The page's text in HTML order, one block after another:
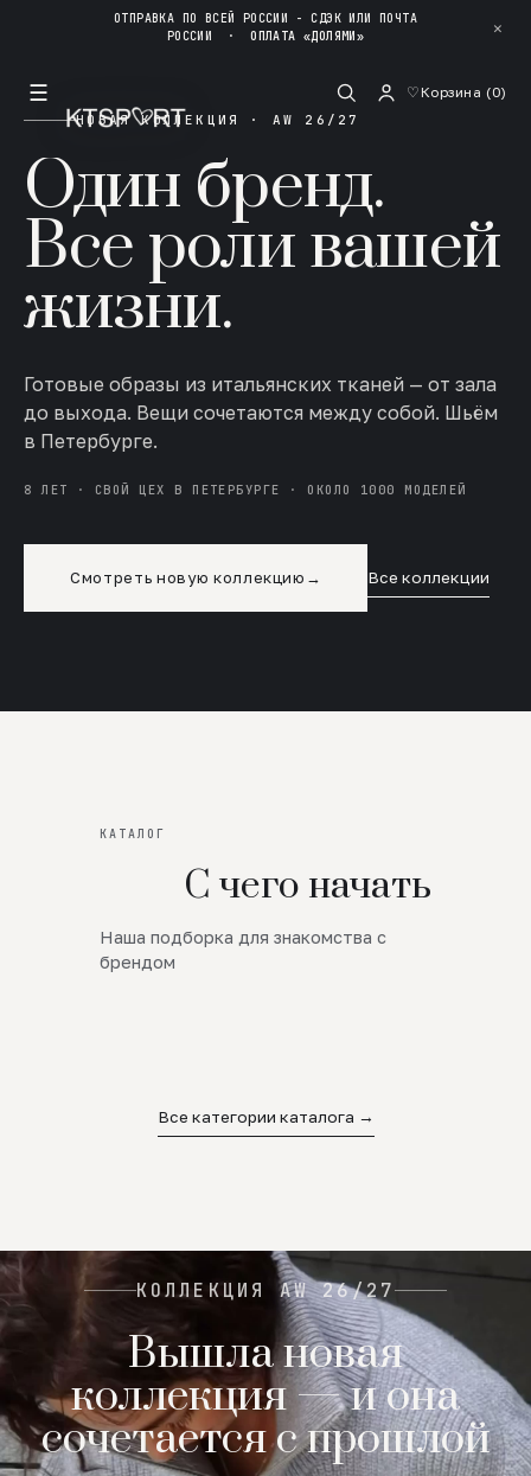
ОТПРАВКА ПО ВСЕЙ РОССИИ - СДЭК ИЛИ ПОЧТА
РОССИИ ·ОПЛАТА «ДОЛЯМИ» ✕
☰ ♡Корзина (0)
НОВАЯ КОЛЛЕКЦИЯ · AW 26/27
Один бренд.
Все роли вашей
жизни.
Готовые образы из итальянских тканей — от зала
до выхода. Вещи сочетаются между собой. Шьём
в Петербурге.
8 ЛЕТ · СВОЙ ЦЕХ В ПЕТЕРБУРГЕ · ОКОЛО 1000 МОДЕЛЕЙ
Смотреть новую коллекцию → Все коллекции
КАТАЛОГ
С чего начать
Наша подборка для знакомства с
брендом
Новинки
SALE
Все категории каталога →
КОЛЛЕКЦИЯ AW 26/27
Вышла новая
коллекция — и она
сочетается с прошлой